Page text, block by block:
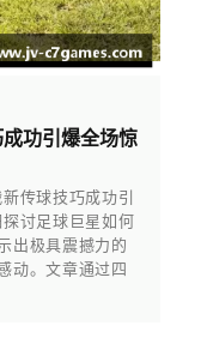
功引爆全场惊
传球技巧成功引
讨足球巨星如何
出极具震撼力的
动。文章通过四